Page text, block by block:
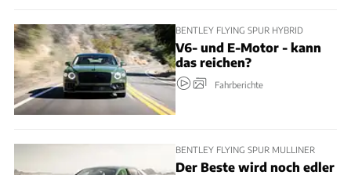
BENTLEY FLYING SPUR HYBRID
V6- und E-Motor - kann
das reichen?
Fahrberichte
BENTLEY FLYING SPUR MULLINER
Der Beste wird noch edler